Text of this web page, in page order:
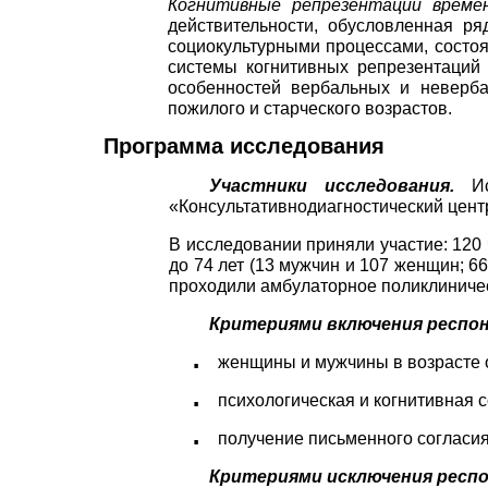
Когнитивные репрезентации
действительности, обусловленная
социокультурными процессами,
системы когнитивных
особенностей вербальных и
пожилого и старческого возрастов.
Программа исследования
Участники исследования.
«Консультативно­диагностический
В исследовании приняли участие:
до 74 лет (13 мужчин и 107 женщин;
проходили амбулаторное
Критериями включения
■ женщины и мужчины в возрасте
■ психологическая и
■ получение письменного
Критериями исключения